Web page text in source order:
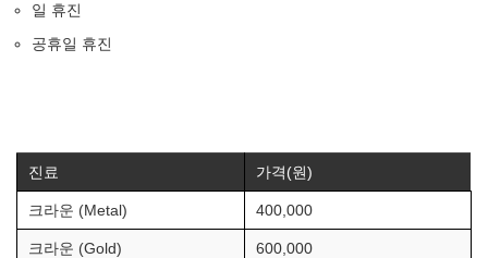
일 휴진
공휴일 휴진
진료 가격(원)
크라운 (Metal) 400,000
크라운 (Gold) 600,000